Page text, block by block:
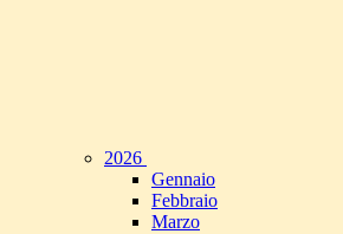
2026
Gennaio
Febbraio
Marzo